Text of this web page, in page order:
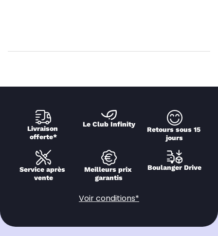
Livraison
offerte*
Le Club Infinity
Retours sous 15
jours
Service après
vente
Meilleurs prix
garantis
Boulanger Drive
Voir conditions*